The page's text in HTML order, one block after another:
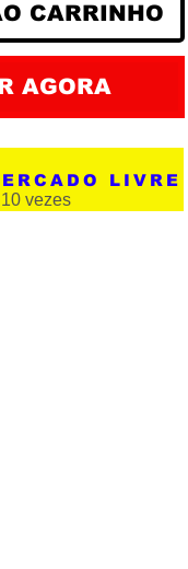
CARRINHO
AGORA
LIVRE
vezes